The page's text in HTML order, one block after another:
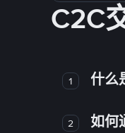
C2C
1 什么
2 如何